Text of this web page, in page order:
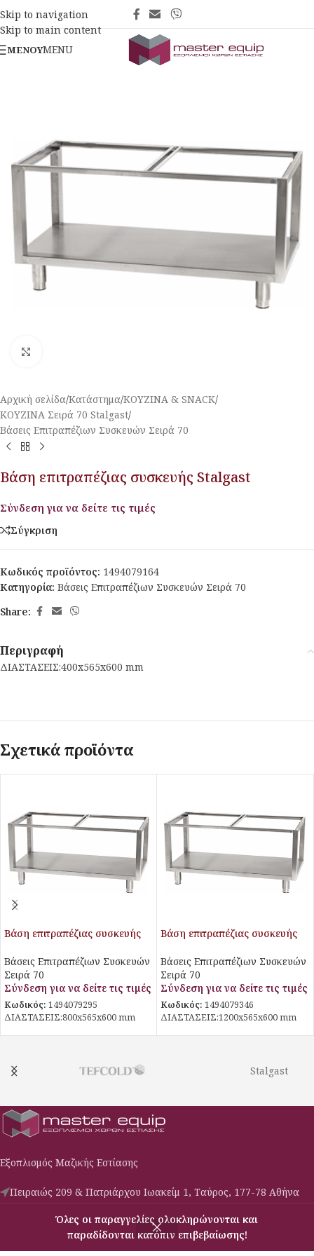
Όλες οι παραγγελίες ολοκληρώνονται και
παραδίδονται κατόπιν επιβεβαίωσης!
Skip to navigation
Skip to main content
ΜΕΝΟΎMENU
Αρχική σελίδα/Κατάστημα/ΚΟΥΖΙΝΑ & SNACK/
ΚΟΥΖΙΝΑ Σειρά 70 Stalgast/
Βάσεις Επιτραπέζιων Συσκευών Σειρά 70
Βάση επιτραπέζιας συσκευής Stalgast
Σύνδεση για να δείτε τις τιμές
Σύγκριση
Κωδικός προϊόντος: 1494079164
Κατηγορία: Βάσεις Επιτραπέζιων Συσκευών Σειρά 70
Share:
Περιγραφή
ΔΙΑΣΤΑΣΕΙΣ:400x565x600 mm
Σχετικά προϊόντα
Βάση επιτραπέζιας συσκευής
Βάσεις Επιτραπέζιων Συσκευών
Σειρά 70
Σύνδεση για να δείτε τις τιμές
Κωδικός: 1494079295
ΔΙΑΣΤΑΣΕΙΣ:800x565x600 mm
Βάση επιτραπέζιας συσκευής
Βάσεις Επιτραπέζιων Συσκευών
Σειρά 70
Σύνδεση για να δείτε τις τιμές
Κωδικός: 1494079346
ΔΙΑΣΤΑΣΕΙΣ:1200x565x600 mm
Stalgast
Εξοπλισμός Μαζικής Εστίασης
Πειραιώς 209 & Πατριάρχου Ιωακείμ 1, Ταύρος, 177-78 Αθήνα
Email: c-s@masterequip.gr